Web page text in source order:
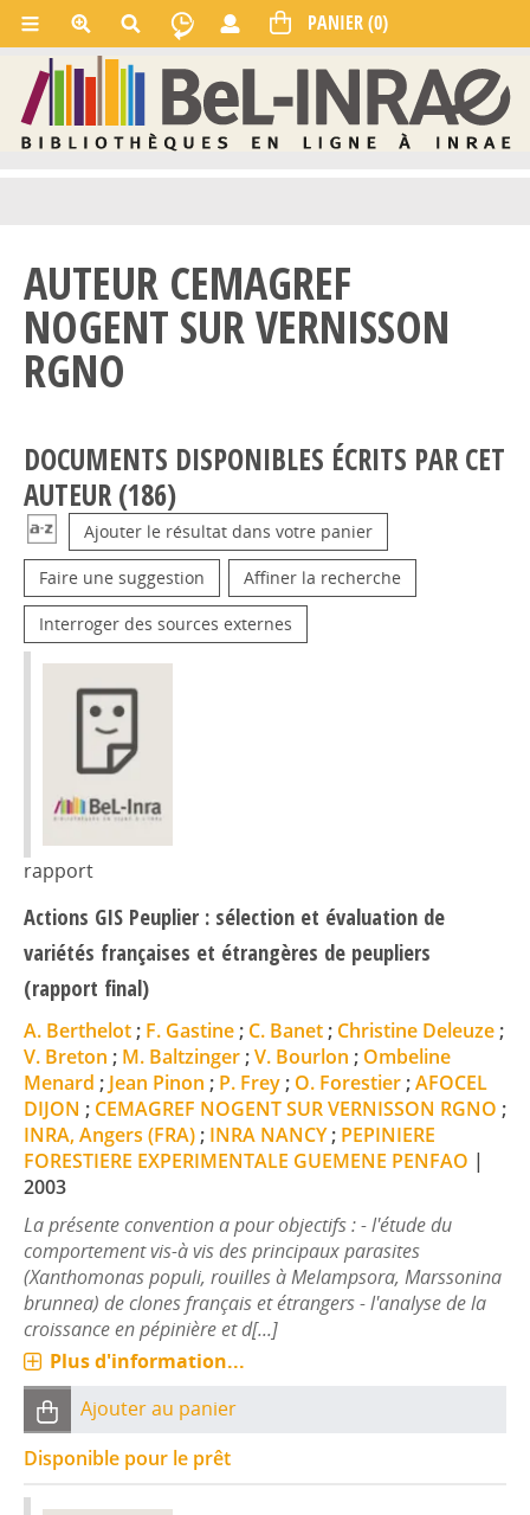
AUTEUR CEMAGREF
NOGENT SUR VERNISSON
RGNO
DOCUMENTS DISPONIBLES ÉCRITS PAR CET
AUTEUR (186)
Ajouter le résultat dans votre panier
Faire une suggestion Affiner la recherche
Interroger des sources externes
rapport
Actions GIS Peuplier : sélection et évaluation de
variétés françaises et étrangères de peupliers
(rapport final)
A. Berthelot ; F. Gastine ; C. Banet ; Christine Deleuze ;
V. Breton ; M. Baltzinger ;V. Bourlon ; Ombeline
Menard ; Jean Pinon ; P. Frey ; O. Forestier ;AFOCEL
DIJON ; CEMAGREF NOGENT SUR VERNISSON RGNO ;
INRA, Angers (FRA) ; INRA NANCY; PEPINIERE
FORESTIERE EXPERIMENTALE GUEMENE PENFAO |
2003
La présente convention a pour objectifs : - l'étude du
comportement vis-à vis des principaux parasites
(Xanthomonas populi, rouilles à Melampsora, Marssonina
brunnea) de clones français et étrangers - l'analyse de la
croissance en pépinière et d[...]
Plus d'information...
Ajouter au panier
Disponible pour le prêt